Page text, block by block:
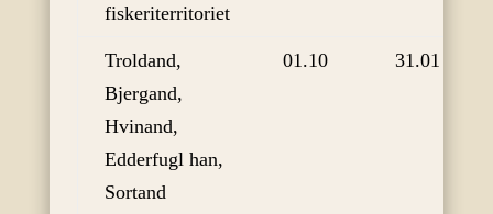
fiskeriterritoriet
Troldand,
Bjergand,
Hvinand,
Edderfugl han,
Sortand
01.10 31.01